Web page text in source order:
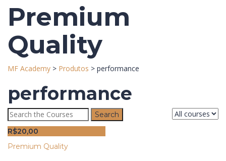
Premium
Quality
MF Academy > Produtos > performance
performance
Search
for:
R$20,00
Premium Quality